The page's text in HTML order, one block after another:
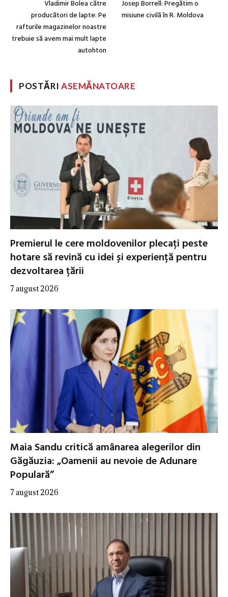
Vladimir Bolea către
producători de lapte: Pe
rafturile magazinelor noastre
trebuie să avem mai mult lapte
autohton
Josep Borrell: Pregătim o
misiune civilă în R. Moldova
POSTĂRIASEMĂNATOARE
Premierul le cere moldovenilor plecați peste
hotare să revină cu idei și experiență pentru
dezvoltarea țării
7 august 2026
Maia Sandu critică amânarea alegerilor din
Găgăuzia: „Oamenii au nevoie de Adunare
Populară”
7 august 2026